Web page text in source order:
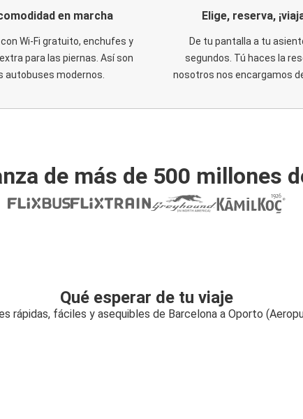
en marcha
Wi-Fi gratuito, enchufes y
para las piernas. Así son
autobuses modernos.
Elige, reserva,
De tu pantalla a tu
segundos. Tú haces la
nosotros nos encargamos
de más de 500 millones
Qué esperar de tu viaje
rápidas, fáciles y asequibles de Barcelona a Oporto